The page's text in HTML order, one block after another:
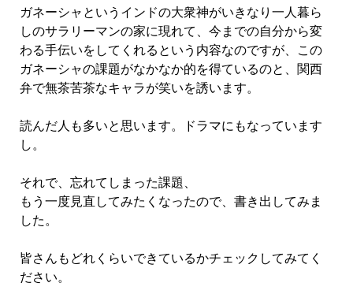
ガネーシャというインドの大衆神がいきなり一人暮ら
しのサラリーマンの家に現れて、今までの自分から変
わる手伝いをしてくれるという内容なのですが、この
ガネーシャの課題がなかなか的を得ているのと、関西
弁で無茶苦茶なキャラが笑いを誘います。
読んだ人も多いと思います。ドラマにもなっています
し。
それで、忘れてしまった課題、
もう一度見直してみたくなったので、書き出してみま
した。
皆さんもどれくらいできているかチェックしてみてく
ださい。